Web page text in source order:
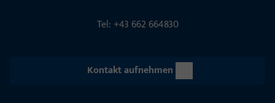
Tel: +43 662 664830
Kontakt aufnehmen